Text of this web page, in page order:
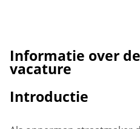
Informatie over
vacature
Introductie